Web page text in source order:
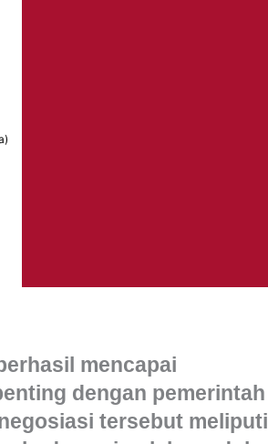
mencapai
dengan pemerintah
tersebut meliputi